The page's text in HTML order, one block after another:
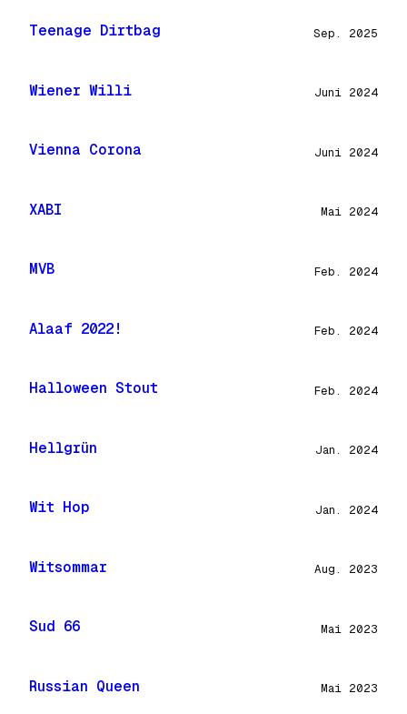
Teenage Dirtbag Sep. 2025
Wiener Willi Juni 2024
Vienna Corona Juni 2024
XABI Mai 2024
MVB Feb. 2024
Alaaf 2022! Feb. 2024
Halloween Stout Feb. 2024
Hellgrün Jan. 2024
Wit Hop Jan. 2024
Witsommar Aug. 2023
Sud 66 Mai 2023
Russian Queen Mai 2023